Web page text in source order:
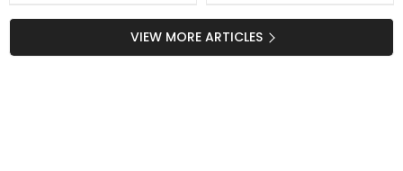
کریں؟ ناگوار بو کو ہمیشہ
کے لیے ختم کرنے کا آزمودہ
VIEW MORE ARTICLES